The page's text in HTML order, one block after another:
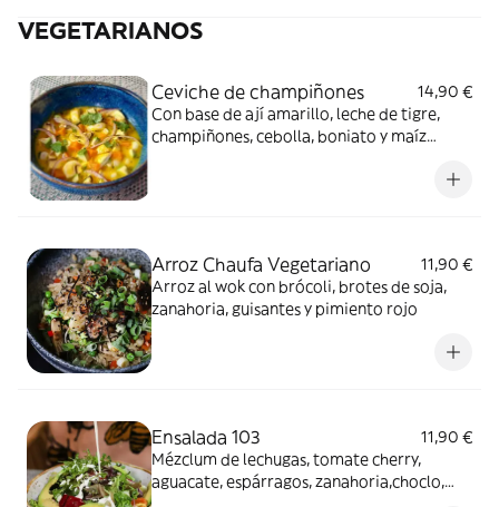
VEGETARIANOS
Ceviche de champiñones
14,90 €
Con base de ají amarillo, leche de tigre,
champiñones, cebolla, boniato y maíz
Arroz Chaufa Vegetariano
11,90 €
Arroz al wok con brócoli, brotes de soja,
zanahoria, guisantes y pimiento rojo
Ensalada 103
11,90 €
Mézclum de lechugas, tomate cherry,
aguacate, espárragos, zanahoria,choclo,